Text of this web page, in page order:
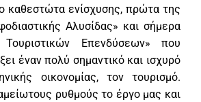
καθεστώτα ενίσχυσης, πρώτα της
Αλυσίδας» και σήμερα
Επενδύσεων» που
έναν πολύ σημαντικό και ισχυρό
οικονομίας, τον τουρισμό.
ρυθμούς το έργο μας και